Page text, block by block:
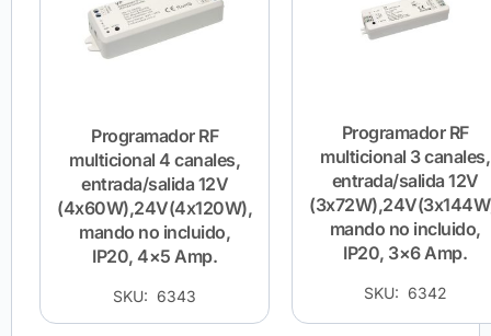
Programador RF
multicional 4 canales,
entrada/salida 12V
(4x60W),24V(4x120W),
mando no incluido,
IP20, 4×5 Amp.
SKU: 6343
Programador RF
multicional 3 canales,
entrada/salida 12V
mando no incluido,
IP20, 3×6 Amp.
SKU: 6342